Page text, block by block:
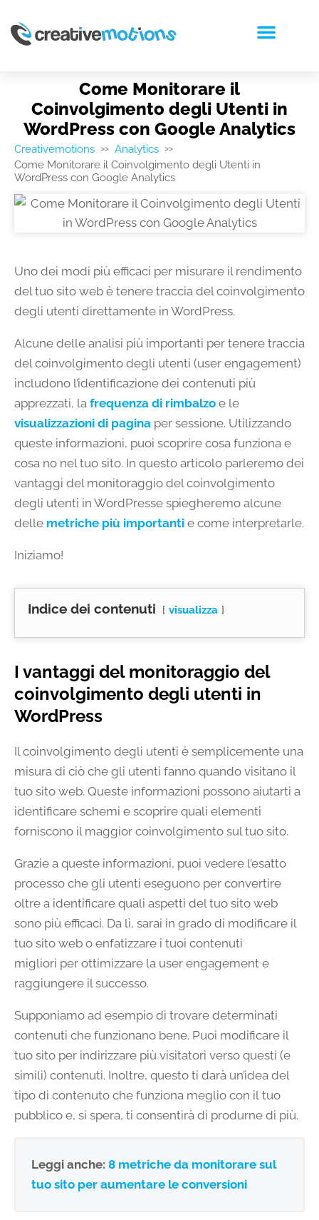
Come Monitorare il
Coinvolgimento degli Utenti in
WordPress con Google Analytics
Creativemotions >> Analytics >>
Come Monitorare il Coinvolgimento degli Utenti in
WordPress con Google Analytics
Uno dei modi più efficaci per misurare il rendimento
del tuo sito web è tenere traccia del coinvolgimento
degli utenti direttamente in WordPress.
Alcune delle analisi più importanti per tenere traccia
del coinvolgimento degli utenti (user engagement)
includono l’identificazione dei contenuti più
apprezzati, la frequenza di rimbalzo e le
visualizzazioni di pagina per sessione. Utilizzando
queste informazioni, puoi scoprire cosa funziona e
cosa no nel tuo sito. In questo articolo parleremo dei
vantaggi del monitoraggio del coinvolgimento
degli utenti in WordPresse spiegheremo alcune
delle metriche più importanti e come interpretarle.
Iniziamo!
Indice dei contenuti visualizza
I vantaggi del monitoraggio del
coinvolgimento degli utenti in
WordPress
Il coinvolgimento degli utenti è semplicemente una
misura di ciò che gli utenti fanno quando visitano il
tuo sito web. Queste informazioni possono aiutarti a
identificare schemi e scoprire quali elementi
forniscono il maggior coinvolgimento sul tuo sito.
Grazie a queste informazioni, puoi vedere l’esatto
processo che gli utenti eseguono per convertire
oltre a identificare quali aspetti del tuo sito web
sono più efficaci. Da lì, sarai in grado di modificare il
tuo sito web o enfatizzare i tuoi contenuti
migliori per ottimizzare la user engagement e
raggiungere il successo.
Supponiamo ad esempio di trovare determinati
contenuti che funzionano bene. Puoi modificare il
tuo sito per indirizzare più visitatori verso questi (e
simili) contenuti. Inoltre, questo ti darà un’idea del
tipo di contenuto che funziona meglio con il tuo
pubblico e, si spera, ti consentirà di produrne di più.
Leggi anche:8 metriche da monitorare sul
tuo sito per aumentare le conversioni